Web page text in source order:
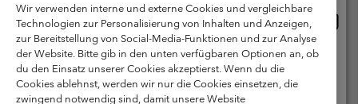
Nutzungsbedingungen
Allgemeine Verkaufsbedingungen
Garantie
Datenschutzerklärung
Bestimmungen und Bedingungen des Mitglieder Programms
Nutzungsbedingungen Für Nutzergenerierte Inhalte
Impressum
Wir verwenden interne und externe Cookies und vergleichbare
Technologien zur Personalisierung von Inhalten und Anzeigen,
zur Bereitstellung von Social-Media-Funktionen und zur Analyse
der Website. Bitte gib in den unten verfügbaren Optionen an, ob
du den Einsatz unserer Cookies akzeptierst. Wenn du die
Cookies ablehnst, werden wir nur die Cookies einsetzen, die
zwingend notwendig sind, damit unsere Website
United States
Switzerland-English
Switzerland-Deutsch